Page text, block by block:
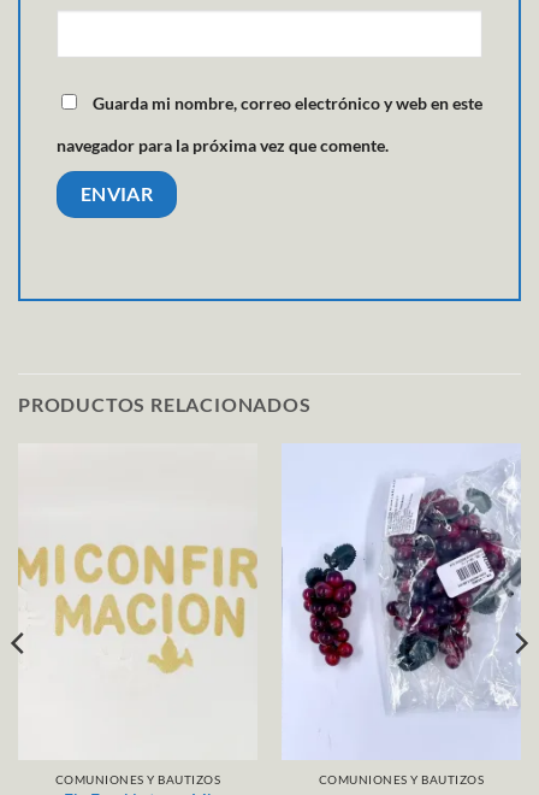
Guarda mi nombre, correo electrónico y web en este
navegador para la próxima vez que comente.
PRODUCTOS RELACIONADOS
COMUNIONES Y BAUTIZOS COMUNIONES Y BAUTIZOS